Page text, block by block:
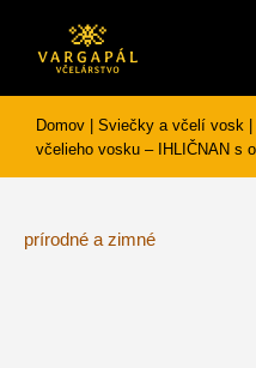
Domov Sviečky a včelí vosk
včelieho vosku – IHLIČNAN s
prírodné a zimné